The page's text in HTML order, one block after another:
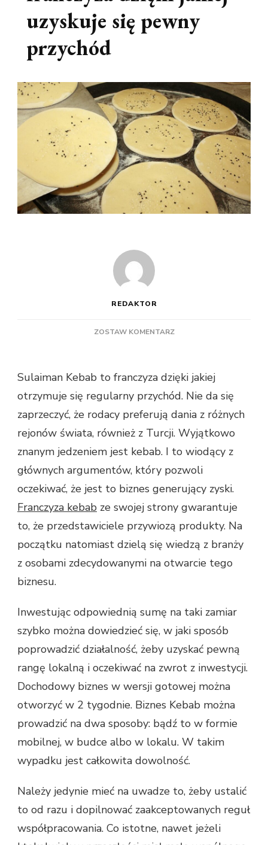
uzyskuje się pewny
przychód
REDAKTOR
ZOSTAW KOMENTARZDO
DZIĘKI
JAKIEJ
SIĘ
PEWNY
Sulaiman Kebab to franczyza dzięki jakiej
otrzymuje się regularny przychód. Nie da się
zaprzeczyć, że rodacy preferują dania z różnych
rejonów świata, również z Turcji. Wyjątkowo
znanym jedzeniem jest kebab. I to wiodący z
głównych argumentów, który pozwoli
oczekiwać, że jest to biznes generujący zyski.
Franczyza kebab ze swojej strony gwarantuje
to, że przedstawiciele przywiozą produkty. Na
początku natomiast dzielą się wiedzą z branży
z osobami zdecydowanymi na otwarcie tego
biznesu.
Inwestując odpowiednią sumę na taki zamiar
szybko można dowiedzieć się, w jaki sposób
poprowadzić działalność, żeby uzyskać pewną
rangę lokalną i oczekiwać na zwrot z inwestycji.
Dochodowy biznes w wersji gotowej można
otworzyć w 2 tygodnie. Biznes Kebab można
prowadzić na dwa sposoby: bądź to w formie
mobilnej, w budce albo w lokalu. W takim
wypadku jest całkowita dowolność.
Należy jedynie mieć na uwadze to, żeby ustalić
to od razu i dopilnować zaakceptowanych reguł
współpracowania. Co istotne, nawet jeżeli